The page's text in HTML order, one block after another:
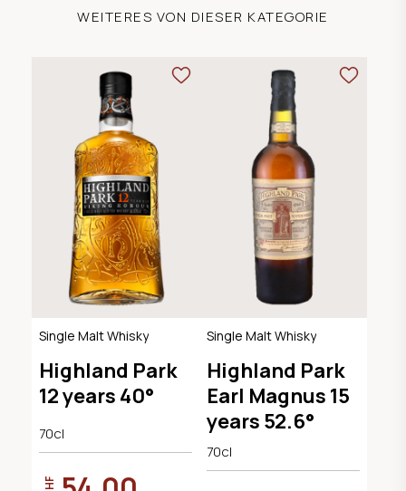
WEITERES VON DIESER KATEGORIE
Single Malt Whisky
Highland Park
12 years 40°
70cl
Single Malt Whisky
Highland Park
Earl Magnus 15
years 52.6°
70cl